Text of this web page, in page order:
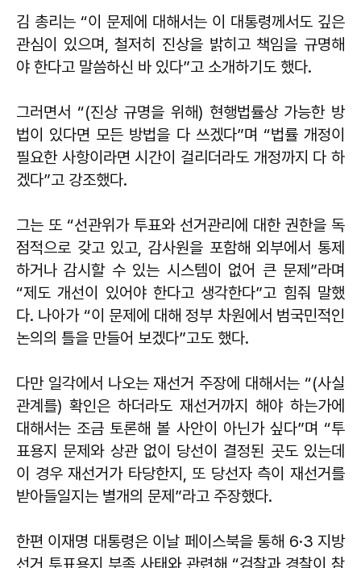
김 총리는 “이 문제에 대해서는 이 대통령께서도 깊은
관심이 있으며, 철저히 진상을 밝히고 책임을 규명해
야 한다고 말씀하신 바 있다”고 소개하기도 했다.
그러면서 “(진상 규명을 위해) 현행법률상 가능한 방
법이 있다면 모든 방법을 다 쓰겠다”며 “법률 개정이
필요한 사항이라면 시간이 걸리더라도 개정까지 다 하
겠다”고 강조했다.
그는 또 “선관위가 투표와 선거관리에 대한 권한을 독
점적으로 갖고 있고, 감사원을 포함해 외부에서 통제
하거나 감시할 수 있는 시스템이 없어 큰 문제”라며
“제도 개선이 있어야 한다고 생각한다”고 힘줘 말했
다. 나아가 “이 문제에 대해 정부 차원에서 범국민적인
논의의 틀을 만들어 보겠다”고도 했다.
다만 일각에서 나오는 재선거 주장에 대해서는 “(사실
관계를) 확인은 하더라도 재선거까지 해야 하는가에
대해서는 조금 토론해 볼 사안이 아닌가 싶다”며 “투
표용지 문제와 상관 없이 당선이 결정된 곳도 있는데
이 경우 재선거가 타당한지, 또 당선자 측이 재선거를
받아들일지는 별개의 문제”라고 주장했다.
한편 이재명 대통령은 이날 페이스북을 통해 6·3 지방
선거 투표용지 부족 사태와 관련해 “검찰과 경찰이 참